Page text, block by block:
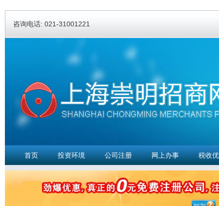
咨询电话: 021-31001221
首页 投资环境 公司注册 网上办事 税收